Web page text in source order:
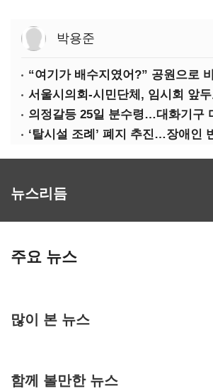
박용준
서울시의회-시민단체, 임시회 앞
의정갈등 25일 분수령…대화기구
‘탈시설 조례’ 폐지 추진…장애인
뉴스리듬
주요 뉴스
많이 본 뉴스
함께 볼만한 뉴스